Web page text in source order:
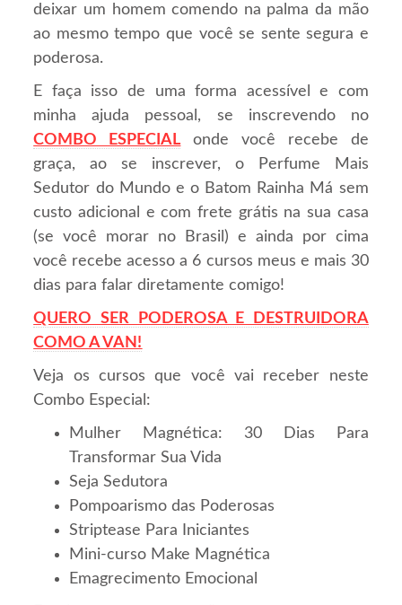
deixar um homem comendo na palma da mão
ao mesmo tempo que você se sente segura e
poderosa.
E faça isso de uma forma acessível e com
minha ajuda pessoal, se inscrevendo no
COMBO ESPECIAL onde você recebe de
graça, ao se inscrever, o Perfume Mais
Sedutor do Mundo e o Batom Rainha Má sem
custo adicional e com frete grátis na sua casa
(se você morar no Brasil) e ainda por cima
você recebe acesso a 6 cursos meus e mais 30
dias para falar diretamente comigo!
QUERO SER PODEROSA E DESTRUIDORA
COMO A VAN!
Veja os cursos que você vai receber neste
Combo Especial:
Mulher Magnética: 30 Dias Para
Transformar Sua Vida
Seja Sedutora
Pompoarismo das Poderosas
Striptease Para Iniciantes
Mini-curso Make Magnética
Emagrecimento Emocional